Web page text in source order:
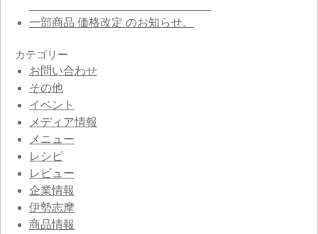
一部商品 価格改定 のお知らせ。
カテゴリー
お問い合わせ
その他
イベント
メディア情報
メニュー
レシピ
レビュー
企業情報
伊勢志摩
商品情報